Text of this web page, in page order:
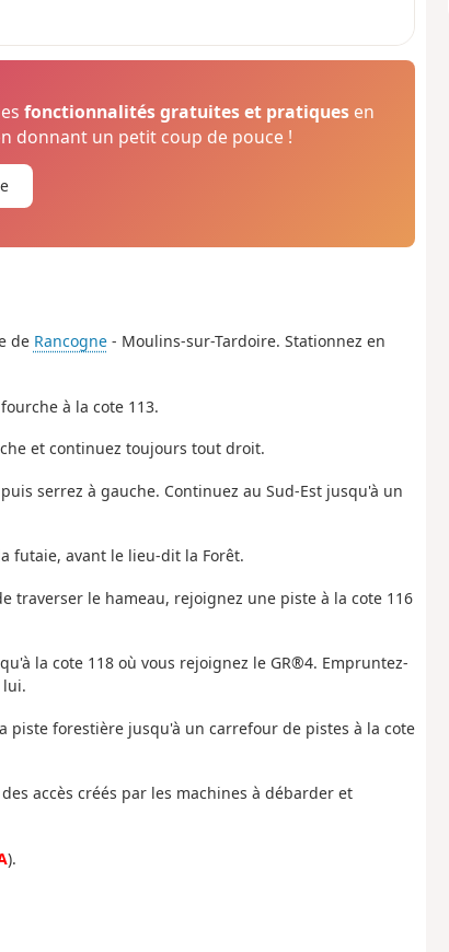
fonctionnalités gratuites et pratiques en
donnant un petit coup de pouce !
de Rancogne- Moulins-sur-Tardoire. Stationnez en
à la cote 113.
et continuez toujours tout droit.
serrez à gauche. Continuez au Sud-Est jusqu'à un
futaie, avant le lieu-dit la Forêt.
traverser le hameau, rejoignez une piste à la cote 116
la cote 118 où vous rejoignez le GR®4. Empruntez-
lui.
forestière jusqu'à un carrefour de pistes à la cote
accès créés par les machines à débarder et
).